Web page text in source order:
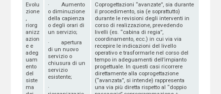
Evolu
zione
,
riorg
anizz
azion
e e
adeg
uam
ento
del
siste
ma
· Aumento
o diminuzione
della capienza
o degli orari di
un servizio;
· apertura
di un nuovo
servizio o
chiusura di un
servizio
esistente;
·
Coprogettazioni “avanzate”, sia durante
il procedimento, sia (e soprattutto)
durante le revisioni degli interventi in
corso di realizzazione, prevedendo
livelli (es. “cabina di regia”,
coordinamento, ecc.) in cui via via
recepire le indicazioni del livello
operativo e trasformarle nel corso del
tempo in adeguamenti dell’impianto
progettuale. In questi casi ricorrere
direttamente alla coprogettazione
(“avanzata”, si intende) rappresenta
una via più diretta rispetto al “doppio